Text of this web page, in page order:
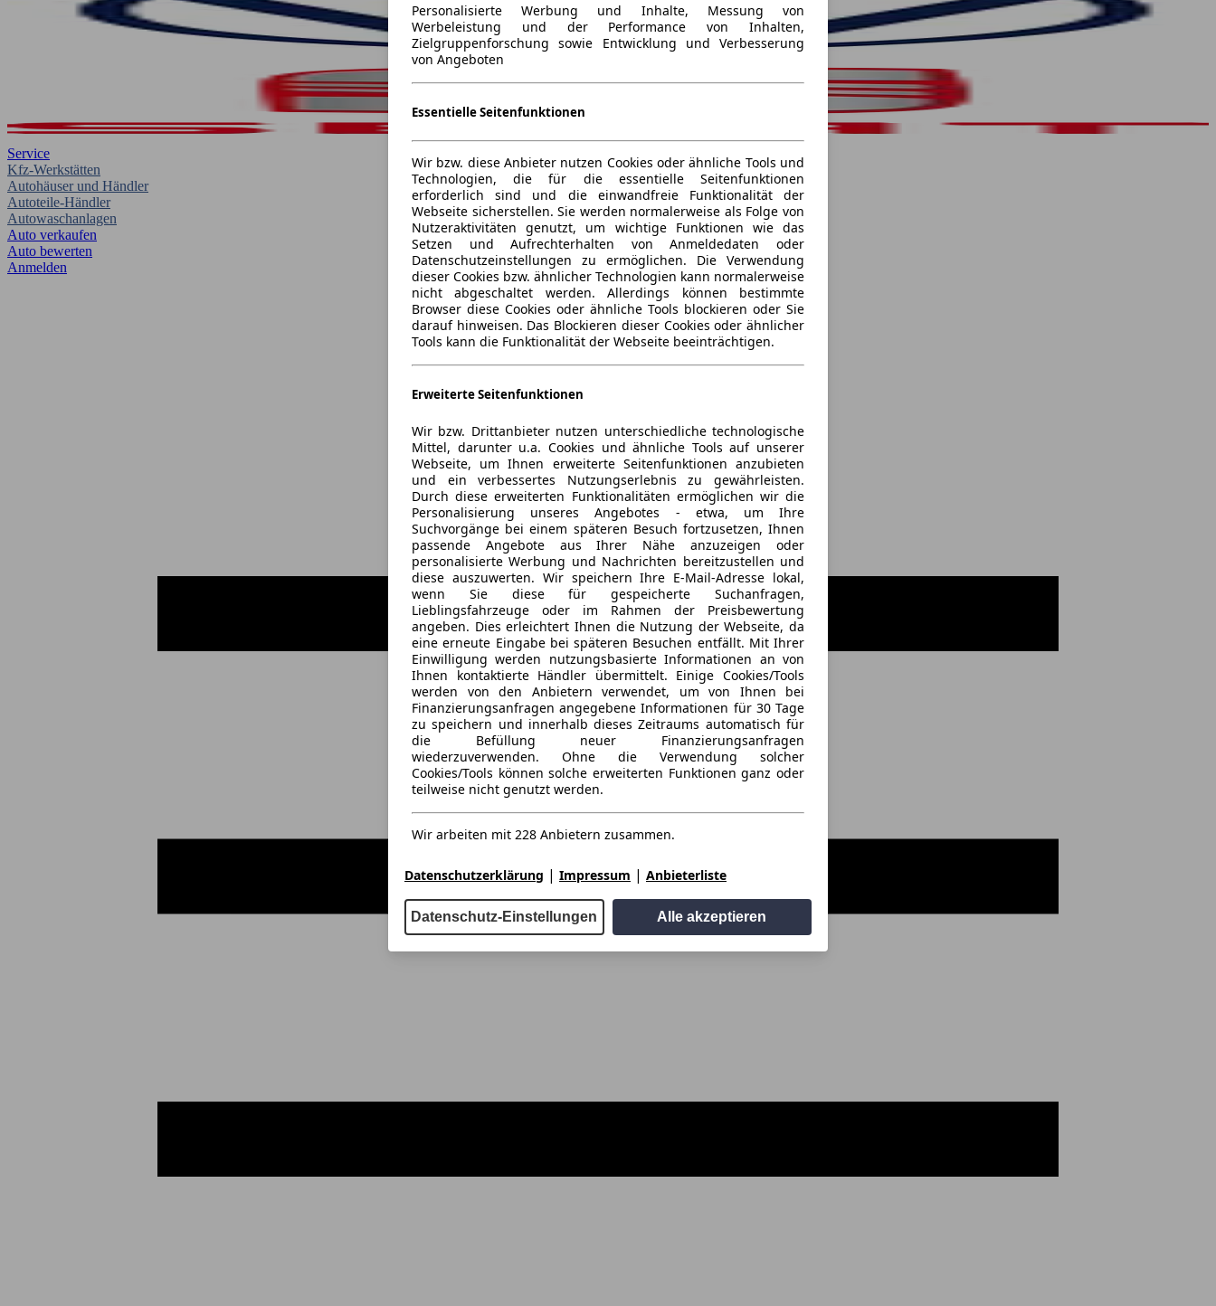
Service
Kfz-Werkstätten
Autohäuser und Händler
Autoteile-Händler
Autowaschanlagen
Auto verkaufen
Auto bewerten
Anmelden
Personalisierte Werbung und Inhalte, Messung von
Werbeleistung und der Performance von Inhalten,
Zielgruppenforschung sowie Entwicklung und Verbesserung
von Angeboten
Essentielle Seitenfunktionen
Wir bzw. diese Anbieter nutzen Cookies oder ähnliche Tools und
Technologien, die für die essentielle Seitenfunktionen
erforderlich sind und die einwandfreie Funktionalität der
Webseite sicherstellen. Sie werden normalerweise als Folge von
Nutzeraktivitäten genutzt, um wichtige Funktionen wie das
Setzen und Aufrechterhalten von Anmeldedaten oder
Datenschutzeinstellungen zu ermöglichen. Die Verwendung
dieser Cookies bzw. ähnlicher Technologien kann normalerweise
nicht abgeschaltet werden. Allerdings können bestimmte
Browser diese Cookies oder ähnliche Tools blockieren oder Sie
darauf hinweisen. Das Blockieren dieser Cookies oder ähnlicher
Tools kann die Funktionalität der Webseite beeinträchtigen.
Erweiterte Seitenfunktionen
Wir bzw. Drittanbieter nutzen unterschiedliche technologische
Mittel, darunter u.a. Cookies und ähnliche Tools auf unserer
Webseite, um Ihnen erweiterte Seitenfunktionen anzubieten
und ein verbessertes Nutzungserlebnis zu gewährleisten.
Durch diese erweiterten Funktionalitäten ermöglichen wir die
Personalisierung unseres Angebotes - etwa, um Ihre
Suchvorgänge bei einem späteren Besuch fortzusetzen, Ihnen
passende Angebote aus Ihrer Nähe anzuzeigen oder
personalisierte Werbung und Nachrichten bereitzustellen und
diese auszuwerten. Wir speichern Ihre E-Mail-Adresse lokal,
wenn Sie diese für gespeicherte Suchanfragen,
Lieblingsfahrzeuge oder im Rahmen der Preisbewertung
angeben. Dies erleichtert Ihnen die Nutzung der Webseite, da
eine erneute Eingabe bei späteren Besuchen entfällt. Mit Ihrer
Einwilligung werden nutzungsbasierte Informationen an von
Ihnen kontaktierte Händler übermittelt. Einige Cookies/Tools
werden von den Anbietern verwendet, um von Ihnen bei
Finanzierungsanfragen angegebene Informationen für 30 Tage
zu speichern und innerhalb dieses Zeitraums automatisch für
die Befüllung neuer Finanzierungsanfragen
wiederzuverwenden. Ohne die Verwendung solcher
Cookies/Tools können solche erweiterten Funktionen ganz oder
teilweise nicht genutzt werden.
Wir arbeiten mit 228 Anbietern zusammen.
Datenschutzerklärung | Impressum | Anbieterliste
Datenschutz-Einstellungen Alle akzeptieren